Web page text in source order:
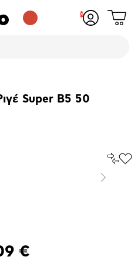
Δες
Super Β5 50
Επόμενο
€